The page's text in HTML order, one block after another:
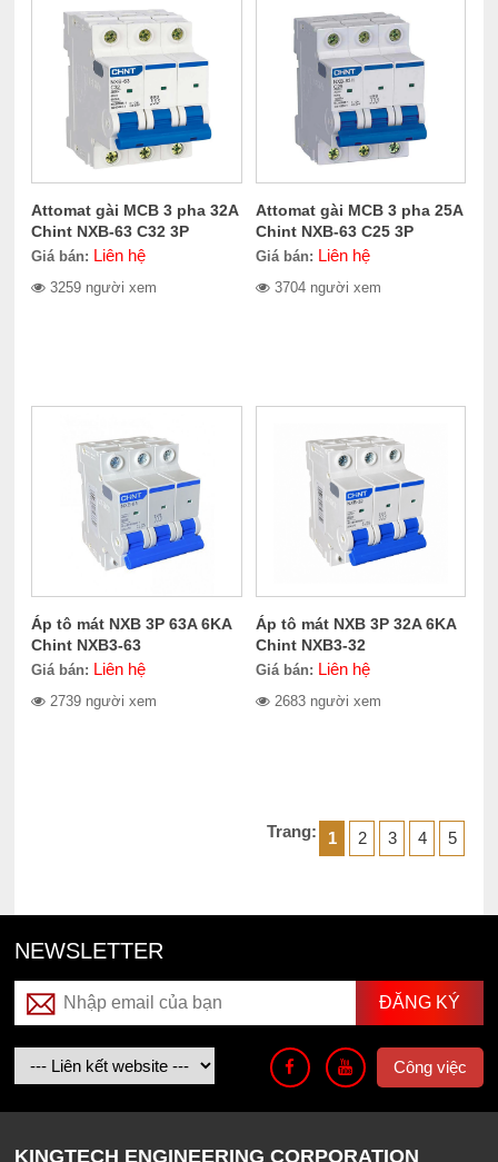
Attomat gài MCB 3 pha 32A
Chint NXB-63 C32 3P
Giá bán: Liên hệ
3259 người xem
Attomat gài MCB 3 pha 25A
Chint NXB-63 C25 3P
Giá bán: Liên hệ
3704 người xem
Áp tô mát NXB 3P 63A 6KA
Chint NXB3-63
Giá bán: Liên hệ
2739 người xem
Áp tô mát NXB 3P 32A 6KA
Chint NXB3-32
Giá bán: Liên hệ
2683 người xem
Trang: 1 2 3 4 5
NEWSLETTER
Công việc
KINGTECH ENGINEERING CORPORATION